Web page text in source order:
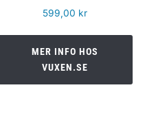
599,00 kr
MER INFO HOS
VUXEN.SE